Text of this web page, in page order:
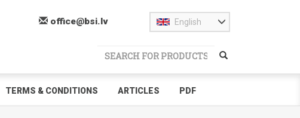
office@bsi.lv English
TERMS & CONDITIONS ARTICLES PDF